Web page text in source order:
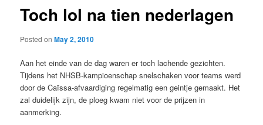
Toch lol na tien nederlagen
Posted onMay 2, 2010
Aan het einde van de dag waren er toch lachende gezichten.
Tijdens het NHSB-kampioenschap snelschaken voor teams werd
door de Caïssa-afvaardiging regelmatig een geintje gemaakt. Het
zal duidelijk zijn, de ploeg kwam niet voor de prijzen in
aanmerking.